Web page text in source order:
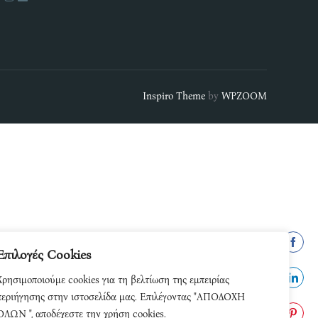
Cookies
cookies για τη βελτίωση της εμπειρίας
στην ιστοσελίδα μας. Επιλέγοντας "ΑΠΟΔΟΧΗ
", αποδέχεστε την χρήση cookies.
Inspiro Theme by WPZOOM
on